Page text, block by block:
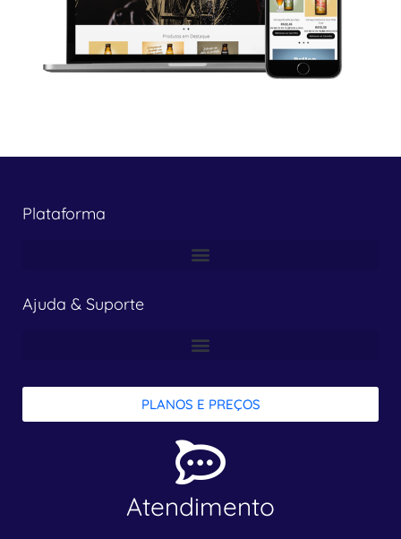
Plataforma
Ajuda & Suporte
PLANOS E PREÇOS
Atendimento